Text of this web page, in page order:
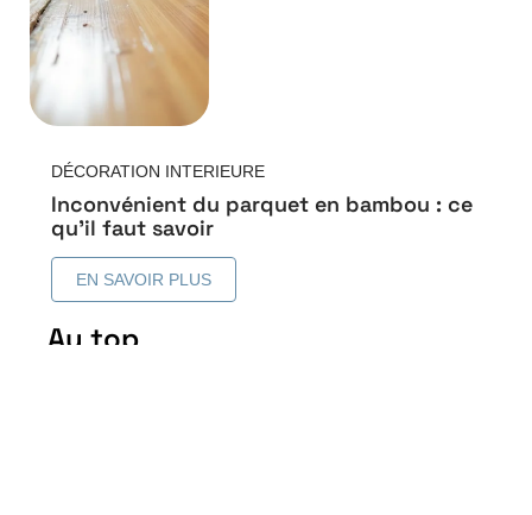
DÉCORATION INTERIEURE
Inconvénient du parquet en bambou : ce
qu’il faut savoir
EN SAVOIR PLUS
Au top